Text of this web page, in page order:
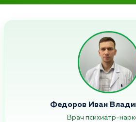
Федоров Иван
Врач психиатр-